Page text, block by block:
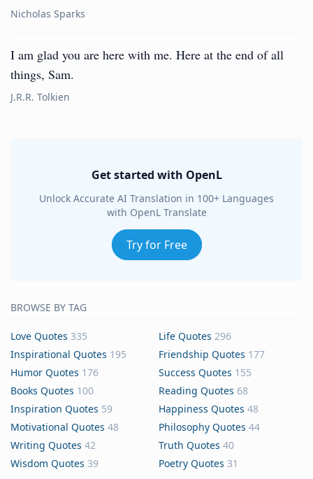
Nicholas Sparks
I am glad you are here with me. Here at the end of all
things, Sam.
J.R.R. Tolkien
Get started with OpenL
Unlock Accurate AI Translation in 100+ Languages
with OpenL Translate
Try for Free
BROWSE BY TAG
Love Quotes 335 Life Quotes 296
Inspirational Quotes 195 Friendship Quotes 177
Humor Quotes 176 Success Quotes 155
Books Quotes 100 Reading Quotes 68
Inspiration Quotes 59 Happiness Quotes 48
Motivational Quotes 48 Philosophy Quotes 44
Writing Quotes 42 Truth Quotes 40
Wisdom Quotes 39 Poetry Quotes 31